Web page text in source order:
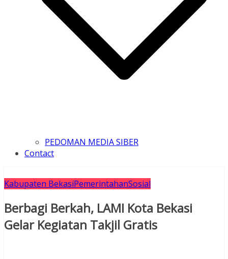
PEDOMAN MEDIA SIBER
Contact
Kabupaten BekasiPemerintahanSosial
Berbagi Berkah, LAMI Kota Bekasi
Gelar Kegiatan Takjil Gratis